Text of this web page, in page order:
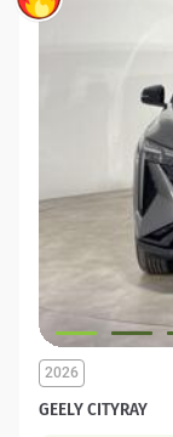
GEELY CITYRAY
2026